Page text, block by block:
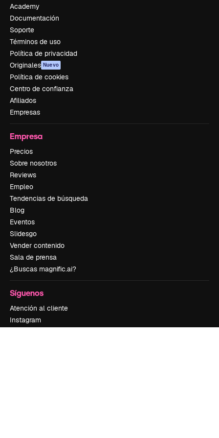
Academy
Documentación
Soporte
Términos de uso
Política de privacidad
Originales Nuevo
Política de cookies
Centro de confianza
Afiliados
Empresas
Empresa
Precios
Sobre nosotros
Reviews
Empleo
Tendencias de búsqueda
Blog
Eventos
Slidesgo
Vender contenido
Sala de prensa
¿Buscas magnific.ai?
Síguenos
Atención al cliente
Instagram